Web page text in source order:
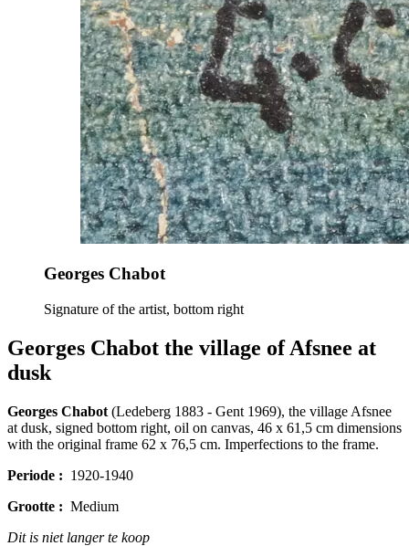
Georges Chabot
Signature of the artist, bottom right
Georges Chabot the village of Afsnee at
dusk
Georges Chabot (Ledeberg 1883 - Gent 1969), the village Afsnee
at dusk, signed bottom right, oil on canvas, 46 x 61,5 cm dimensions
with the original frame 62 x 76,5 cm. Imperfections to the frame.
Periode : 1920-1940
Grootte : Medium
Dit is niet langer te koop